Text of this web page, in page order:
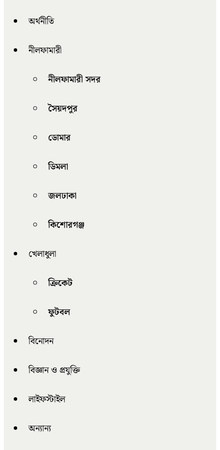
অর্থনীতি
নীলফামারী
নীলফামারী সদর
সৈয়দপুর
ডোমার
ডিমলা
জলঢাকা
কিশোরগঞ্জ
খেলাধুলা
ক্রিকেট
ফুটবল
বিনোদন
বিজ্ঞান ও প্রযুক্তি
লাইফস্টাইল
অন্যান্য